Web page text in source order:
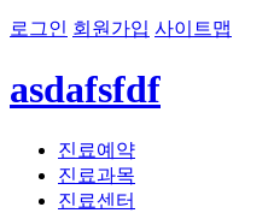
로그인 회원가입 사이트맵
asdafsfdf
진료예약
진료과목
진료센터